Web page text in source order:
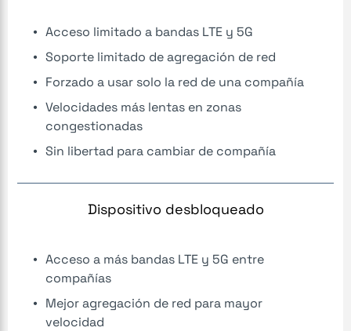
Acceso limitado a bandas LTE y 5G
Soporte limitado de agregación de red
Forzado a usar solo la red de una compañía
Velocidades más lentas en zonas
congestionadas
Sin libertad para cambiar de compañía
Dispositivo desbloqueado
Acceso a más bandas LTE y 5G entre
compañías
Mejor agregación de red para mayor
velocidad